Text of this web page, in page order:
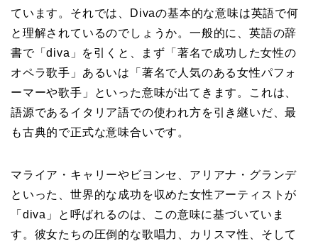
ています。それでは、Divaの基本的な意味は英語で何
と理解されているのでしょうか。一般的に、英語の辞
書で「diva」を引くと、まず「著名で成功した女性の
オペラ歌手」あるいは「著名で人気のある女性パフォ
ーマーや歌手」といった意味が出てきます。これは、
語源であるイタリア語での使われ方を引き継いだ、最
も古典的で正式な意味合いです。
マライア・キャリーやビヨンセ、アリアナ・グランデ
といった、世界的な成功を収めた女性アーティストが
「diva」と呼ばれるのは、この意味に基づいていま
す。彼女たちの圧倒的な歌唱力、カリスマ性、そして